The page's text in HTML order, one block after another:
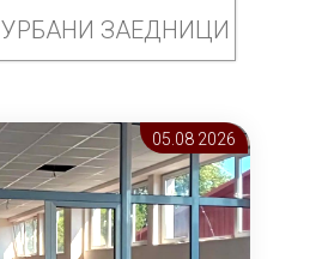
УРБАНИ ЗАЕДНИЦИ
05.08 2026